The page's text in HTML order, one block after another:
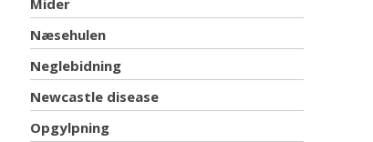
Mider
Næsehulen
Neglebidning
Newcastle disease
Opgylpning